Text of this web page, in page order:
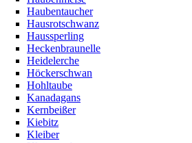
Haubentaucher
Hausrotschwanz
Haussperling
Heckenbraunelle
Heidelerche
Höckerschwan
Hohltaube
Kanadagans
Kernbeißer
Kiebitz
Kleiber